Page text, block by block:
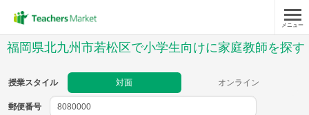
メニュー
福岡県北九州市若松区で小学生向けに家庭教師を探す
授業スタイル 対面 オンライン
郵便番号
郵便番号